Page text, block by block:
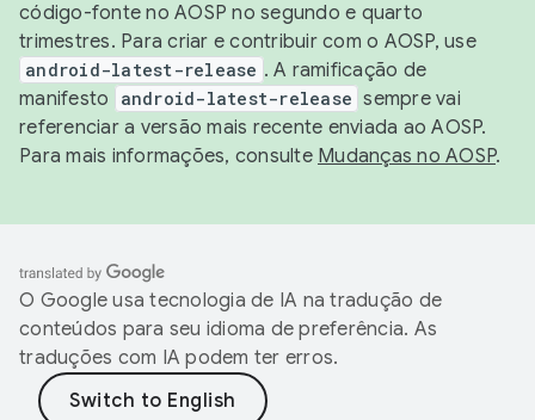
código-fonte no AOSP no segundo e quarto
trimestres. Para criar e contribuir com o AOSP, use
android-latest-release . A ramificação de
manifesto
android-latest-release sempre vai
referenciar a versão mais recente enviada ao AOSP.
Para mais informações, consulte Mudanças no AOSP.
O Google usa tecnologia de IA na tradução de
conteúdos para seu idioma de preferência. As
traduções com IA podem ter erros.